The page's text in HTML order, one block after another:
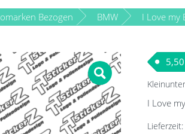
Bezogen BMW I Love my
5,50
I Love
Lieferzeit: